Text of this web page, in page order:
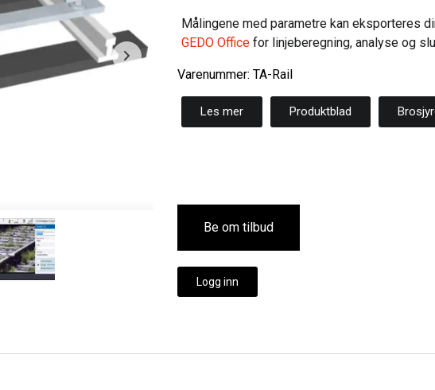
Målingene med parametre kan eksporteres
GEDO Office for linjeberegning, analyse og
Varenummer: TA-Rail
Les mer Produktblad
Be om tilbud
Logg inn